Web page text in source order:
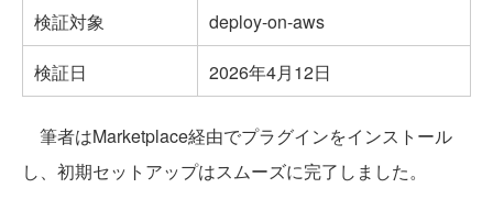
検証対象
deploy-on-aws
検証日
2026年4月12日
筆者はMarketplace経由でプラグインをインストール
し、初期セットアップはスムーズに完了しました。